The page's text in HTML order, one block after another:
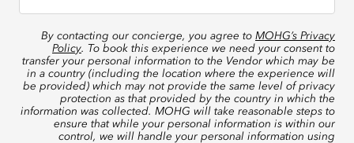
By contacting our concierge, you agree to MOHG’s Privacy
Policy. To book this experience we need your consent to
transfer your personal information to the Vendor which may be
in a country (including the location where the experience will
be provided) which may not provide the same level of privacy
protection as that provided by the country in which the
information was collected. MOHG will take reasonable steps to
ensure that while your personal information is within our
control, we will handle your personal information using